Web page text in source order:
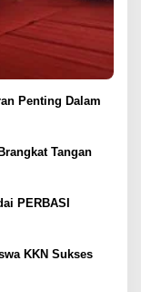
Penting Dalam
Tangan
PERBASI
KKN Sukses